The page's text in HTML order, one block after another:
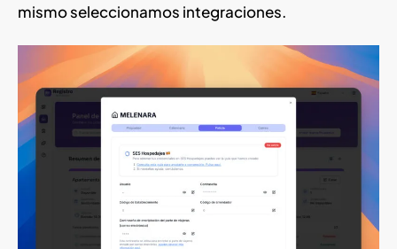
mismo seleccionamos integraciones.